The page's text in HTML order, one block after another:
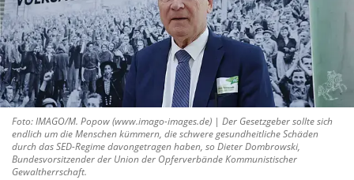
Foto: IMAGO/M. Popow (www.imago-images.de) | Der Gesetzgeber sollte sich
endlich um die Menschen kümmern, die schwere gesundheitliche Schäden
durch das SED-Regime davongetragen haben, so Dieter Dombrowski,
Bundesvorsitzender der Union der Opferverbände Kommunistischer
Gewaltherrschaft.